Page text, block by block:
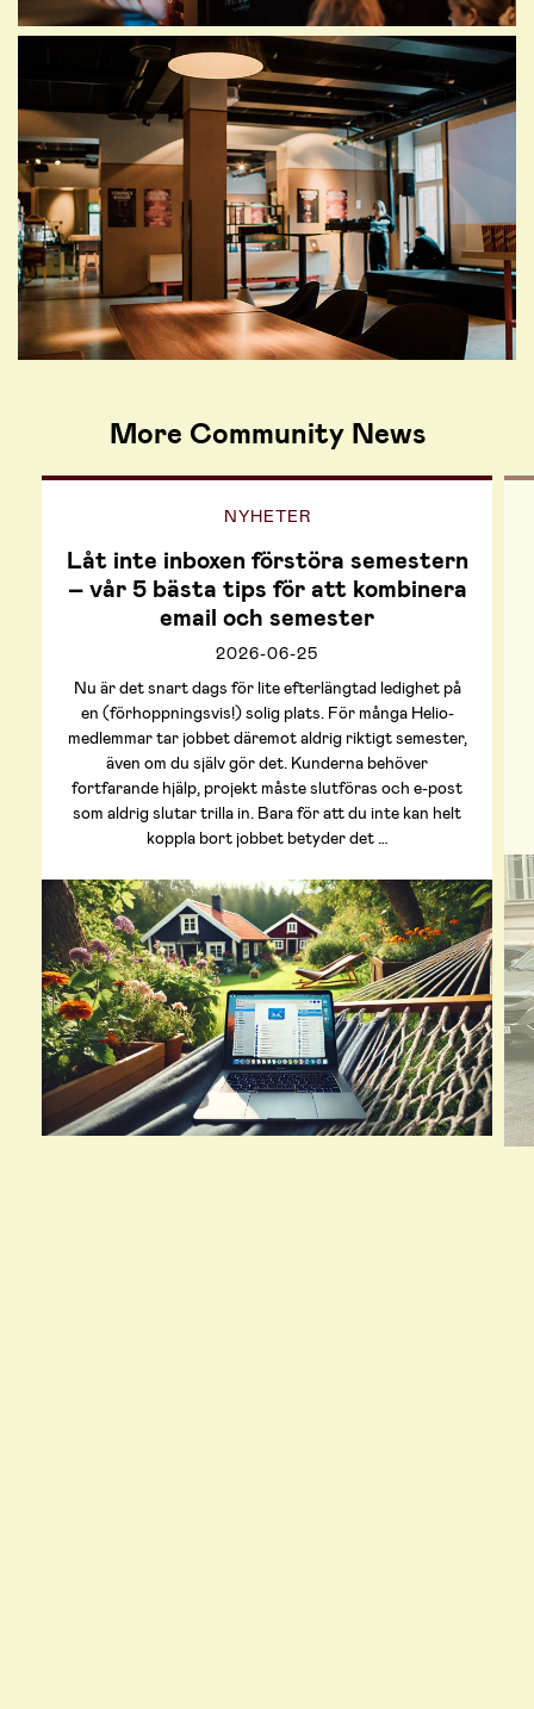
More Community News
NYHETER
Låt inte inboxen förstöra semestern
– vår 5 bästa tips för att kombinera
email och semester
2026-06-25
Nu är det snart dags för lite efterlängtad ledighet på
en (förhoppningsvis!) solig plats. För många Helio-
medlemmar tar jobbet däremot aldrig riktigt semester,
även om du själv gör det. Kunderna behöver
fortfarande hjälp, projekt måste slutföras och e-post
som aldrig slutar trilla in. Bara för att du inte kan helt
koppla bort jobbet betyder det …